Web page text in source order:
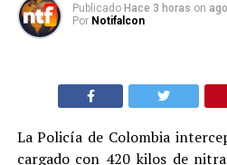
Publicado Hace 3 horas on
Por Notifalcon
La Policía de Colombia
cargado con 420 kilos de